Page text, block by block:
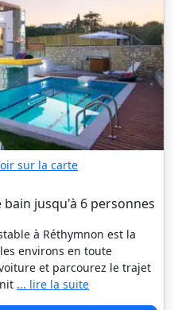
sur la carte
bain jusqu'à 6 personnes
à Réthymnon est la
environs en toute
et parcourez le trajet
... lire la suite